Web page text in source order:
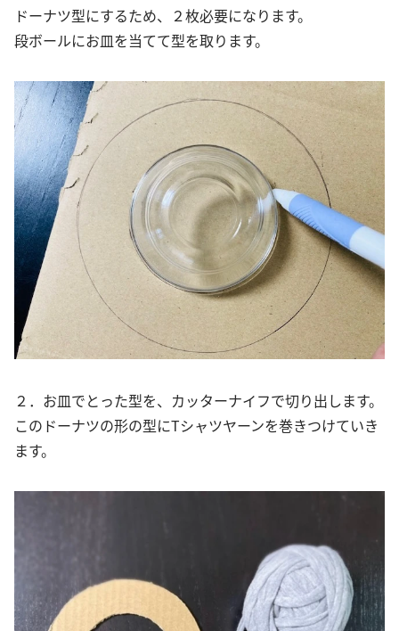
ドーナツ型にするため、２枚必要になります。
段ボールにお皿を当てて型を取ります。
２．お皿でとった型を、カッターナイフで切り出します。
このドーナツの形の型にTシャツヤーンを巻きつけていき
ます。